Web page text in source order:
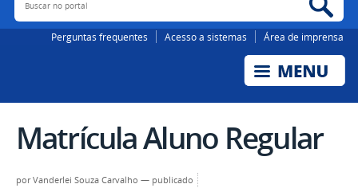
Perguntas frequentes Acesso a sistemas Área de imprensa
Matrícula Aluno Regular
porVanderlei Souza Carvalho — publicado